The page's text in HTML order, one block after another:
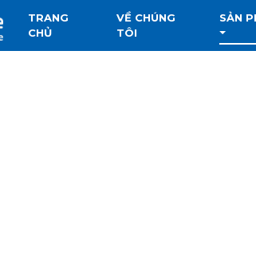
TRANG
CHỦ
VỀ CHÚNG
TÔI
SẢN